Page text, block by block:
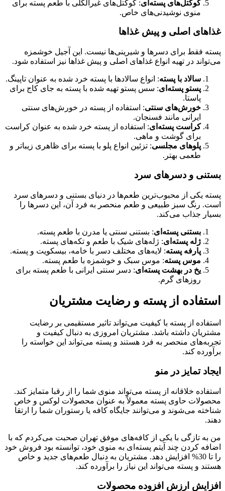
کوکتل‌های پسته‌ای: کوکتل‌های غیرالکلی با طعم پسته برای
منوی نوشیدنی‌های خاص.
غذاهای اصلی و پیش غذاها
پسته فقط برای دسرها و شیرینی‌ها نیست. این آجیل خوشمزه
می‌تواند در تهیه انواع غذاهای اصلی و پیش غذاها نیز استفاده شود.
سالاد با پسته: انواع سالادها با پسته خرد شده به عنوان تاپینگ.
پستو پسته‌ای: سس پستو تهیه شده با پسته به جای کاج برای
پاستا.
خورش‌های سنتی: استفاده از پسته در خورش‌های سنتی
ایرانی مانند فسنجان.
کراست پسته‌ای: استفاده از پسته خرد شده به عنوان کراست
برای گوشت و ماهی.
پلوهای مجلسی: تزئین انواع پلو با پسته برای ظاهری زیباتر و
طعمی بهتر.
بستنی و دسرهای سرد
پسته یکی از محبوب‌ترین طعم‌ها در دنیای بستنی و دسرهای سرد
است. رنگ سبز طبیعی و طعم منحصر به فرد آن، این دسرها را
بسیار جذاب می‌کند.
بستنی پسته‌ای: بستنی سنتی یا مدرن با طعم پسته.
ژله پسته‌ای: ژله‌های شیک با طعم و تکه‌های پسته.
پارفه پسته: لایه‌های مختلف دسر با خامه، بیسکویت و پسته.
موس پسته: موس سبک و خوشمزه با طعم پسته.
یخ در بهشت پسته‌ای: دسر سنتی ایرانی با طعم پسته برای
روزهای گرم.
استفاده از پسته و رضایت مشتریان
استفاده از پسته با کیفیت می‌تواند تاثیر مستقیمی بر رضایت
مشتریان داشته باشد. مشتریان امروزی به دنبال کیفیت و
تجربه‌های منحصر به فرد هستند و پسته می‌تواند این خواسته را
برآورده کند.
ایجاد تمایز در منو
استفاده خلاقانه از پسته می‌تواند منوی شما را از رقبا متمایز کند.
محصولات حاوی پسته معمولاً به عنوان محصولات لوکس و خاص
شناخته می‌شوند و می‌توانند جایگاه کافه یا رستوران شما را ارتقا
دهند.
من به تازگی با یکی از کافه‌های موفق تهران صحبت می‌کردم که با
اضافه کردن چند آیتم پسته‌ای به منوی خود، توانسته بود فروش خود
را تا 30% افزایش دهد. مشتریان به دنبال طعم‌های جدید و خاص
هستند و پسته می‌تواند این نیاز را برآورده کند.
افزایش ارزش افزوده محصولات